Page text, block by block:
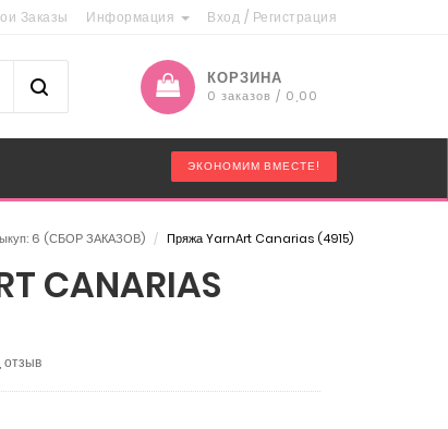
Заказы Информация Вход / Регистрация
КОРЗИНА
0 заказов / 0,00
ЭКОНОМИМ ВМЕСТЕ!
6 (СБОР ЗАКАЗОВ) / Пряжа YarnArt Canarias (4915)
CANARIAS
отзыв